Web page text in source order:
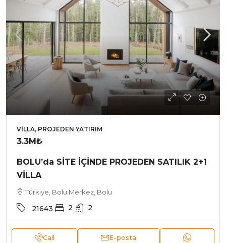
VILLA, PROJEDEN YATIRIM
3.3M₺
BOLU’da SİTE İÇİNDE PROJEDEN SATILIK 2+1
VİLLA
Türkiye, Bolu Merkez, Bolu
21643 2 2
Call E-posta